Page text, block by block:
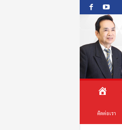
O
o
น้
ติดต่อเรา